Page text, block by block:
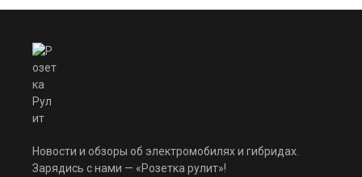
Новости и обзоры об электромобилях и гибридах.
Зарядись с нами — «Розетка рулит»!